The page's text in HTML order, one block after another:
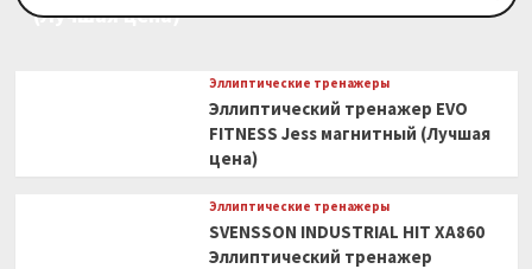
(Лучшая
(Лучшая цена)
Эллиптические тренажеры
Эллиптический тренажер EVO
FITNESS Jess магнитный (Лучшая
цена)
Эллиптические тренажеры
SVENSSON INDUSTRIAL HIT XA860
Эллиптический тренажер